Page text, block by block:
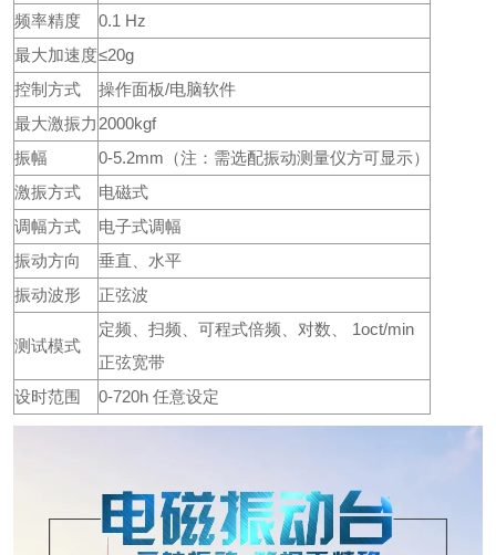
频率精度
0.1 Hz
最大加速度≤20g
控制方式
操作面板/电脑软件
最大激振力 2000kgf
振幅
0-5.2mm（注：需选配振动测量仪方可显示）
激振方式
电磁式
调幅方式
电子式调幅
振动方向
垂直、水平
振动波形
正弦波
测试模式
定频、扫频、可程式倍频、对数、 1oct/min
正弦宽带
设时范围
0-720h 任意设定